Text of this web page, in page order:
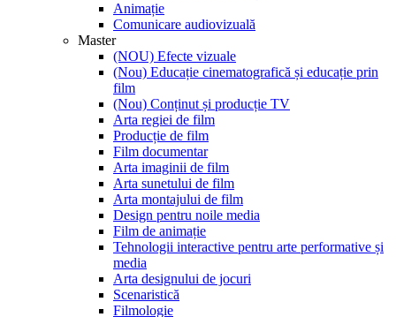
Animație
Comunicare audiovizuală
Master
(NOU) Efecte vizuale
(Nou) Educație cinematografică și educație prin
film
(Nou) Conținut și producție TV
Arta regiei de film
Producție de film
Film documentar
Arta imaginii de film
Arta sunetului de film
Arta montajului de film
Design pentru noile media
Film de animație
Tehnologii interactive pentru arte performative și
media
Arta designului de jocuri
Scenaristică
Filmologie